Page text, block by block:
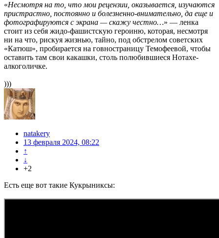
«Несмотря на то, что мои рецензии, оказывается, изучаются
пристрастно, постоянно и болезненно-внимательно, да еще и
фотографируются с экрана — скажу честно…» — ленка
стоит из себя жидо-фашистскую героиню, которая, несмотря
ни на что, рискуя жизнью, тайно, под обстрелом советских
«Катюш», пробирается на говностраницу Темофеевой, чтобы
оставить там свои какашки, столь полюбившиеся Нотахе-
алкоголичке.
)))
natakery
13 февраля 2024, 08:22
↑
↓
+2
Есть еще вот такие Кукрыниксы: